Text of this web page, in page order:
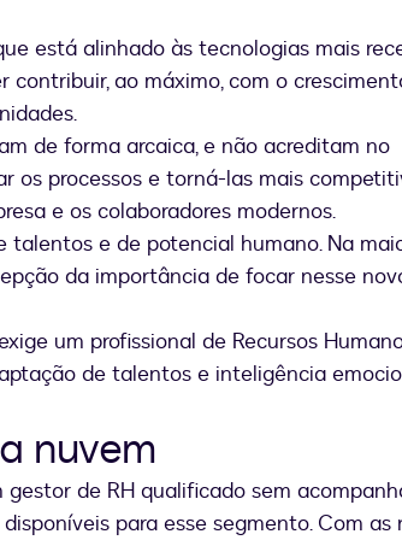
está alinhado às tecnologias mais
ao máximo, com o
de forma arcaica, e não acreditam no
os processos e torná-las mais
e os colaboradores modernos.
e de potencial humano. Na
da importância de focar nesse
um profissional de Recursos
de talentos e inteligência
nuvem
de RH qualificado sem
para esse segmento. Com as